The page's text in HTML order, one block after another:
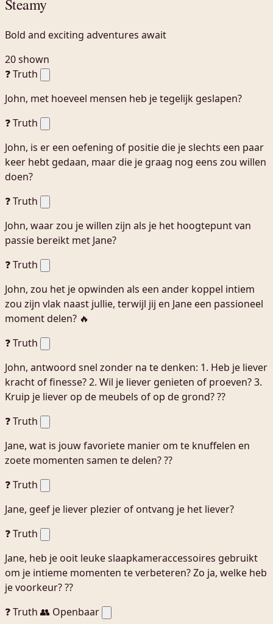
Steamy
Bold and exciting adventures await
20 shown
❓ Truth
John, met hoeveel mensen heb je tegelijk geslapen?
❓ Truth
John, is er een oefening of positie die je slechts een paar
keer hebt gedaan, maar die je graag nog eens zou willen
doen?
❓ Truth
John, waar zou je willen zijn als je het hoogtepunt van
passie bereikt met Jane?
❓ Truth
John, zou het je opwinden als een ander koppel intiem
zou zijn vlak naast jullie, terwijl jij en Jane een passioneel
moment delen? 🔥
❓ Truth
John, antwoord snel zonder na te denken: 1. Heb je liever
kracht of finesse? 2. Wil je liever genieten of proeven? 3.
Kruip je liever op de meubels of op de grond? ??
❓ Truth
Jane, wat is jouw favoriete manier om te knuffelen en
zoete momenten samen te delen? ??
❓ Truth
Jane, geef je liever plezier of ontvang je het liever?
❓ Truth
Jane, heb je ooit leuke slaapkameraccessoires gebruikt
om je intieme momenten te verbeteren? Zo ja, welke heb
je voorkeur? ??
❓ Truth 👥 Openbaar